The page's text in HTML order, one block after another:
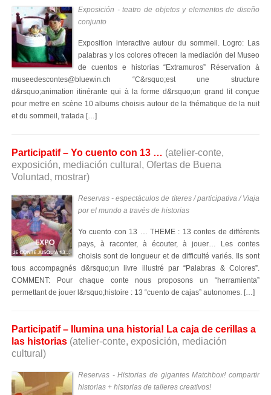
Exposición - teatro de objetos y elementos de diseño
conjunto
Exposition interactive autour du sommeil. Logro: Las
palabras y los colores ofrecen la mediación del Museo
de cuentos e historias “Extramuros” Réservation à
museedescontes@bluewin.ch “C&rsquo;est une structure
d&rsquo;animation itinérante qui à la forme d&rsquo;un grand lit conçue
pour mettre en scène 10 albums choisis autour de la thématique de la nuit
et du sommeil, tratada […]
Participatif – Yo cuento con 13 … (atelier-conte,
exposición, mediación cultural, Ofertas de Buena
Voluntad, mostrar)
Reservas - espectáculos de títeres / participativa / Viaja
por el mundo a través de historias
Yo cuento con 13 … THEME : 13 contes de différents
pays, à raconter, à écouter, à jouer… Les contes
choisis sont de longueur et de difficulté variés. Ils sont
tous accompagnés d&rsquo;un livre illustré par “Palabras & Colores”.
COMMENT: Pour chaque conte nous proposons un “herramienta”
permettant de jouer l&rsquo;histoire : 13 “cuento de cajas” autonomes. […]
Participatif – Ilumina una historia! La caja de cerillas a
las historias (atelier-conte, exposición, mediación
cultural)
Reservas - Historias de gigantes Matchbox! compartir
historias + historias de talleres creativos!